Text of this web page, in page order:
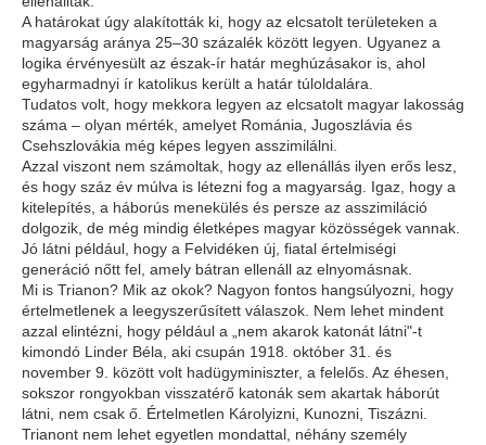
A határokat úgy alakították ki, hogy az elcsatolt területeken a
magyarság aránya 25–30 százalék között legyen. Ugyanez a
logika érvényesült az észak-ír határ meghúzásakor is, ahol
egyharmadnyi ír katolikus került a határ túloldalára.
Tudatos volt, hogy mekkora legyen az elcsatolt magyar lakosság
száma – olyan mérték, amelyet Románia, Jugoszlávia és
Csehszlovákia még képes legyen asszimilálni.
Azzal viszont nem számoltak, hogy az ellenállás ilyen erős lesz,
és hogy száz év múlva is létezni fog a magyarság. Igaz, hogy a
kitelepítés, a háborús menekülés és persze az asszimiláció
dolgozik, de még mindig életképes magyar közösségek vannak.
Jó látni például, hogy a Felvidéken új, fiatal értelmiségi
generáció nőtt fel, amely bátran ellenáll az elnyomásnak.
Mi is Trianon? Mik az okok? Nagyon fontos hangsúlyozni, hogy
értelmetlenek a leegyszerűsített válaszok. Nem lehet mindent
azzal elintézni, hogy például a „nem akarok katonát látni"-t
kimondó Linder Béla, aki csupán 1918. október 31. és
november 9. között volt hadügyminiszter, a felelős. Az éhesen,
sokszor rongyokban visszatérő katonák sem akartak háborút
látni, nem csak ő. Értelmetlen Károlyizni, Kunozni, Tiszázni.
Trianont nem lehet egyetlen mondattal, néhány személy